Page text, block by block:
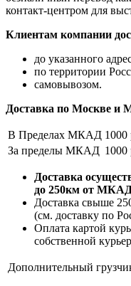
контакт-центром для
Клиентам компании
до указанного
по территории
самовывозом.
Доставка по Москве и
В Пределах МКАД 1000
За пределы МКАД 1000
Доставка
до 250км от
Доставка свыше
(см. доставку по
Оплата картой
собственной
Дополнительный